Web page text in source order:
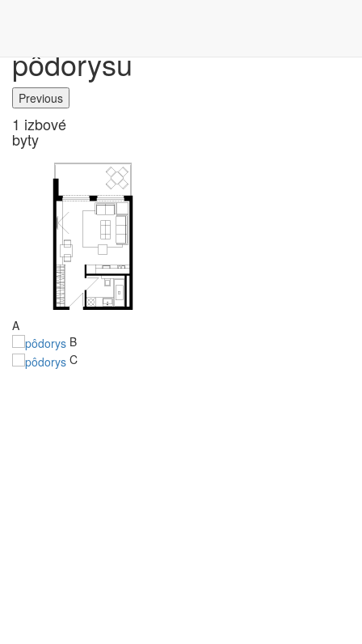
pôdorysu
Previous
1 izbové
byty
A
B
C